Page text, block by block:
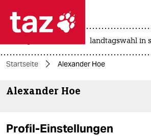
 taz zahl ich
taz zahl ich
themen
landtagswahl in
Startseite Alexander Hoe
Alexander Hoe
Profil-Einstellungen